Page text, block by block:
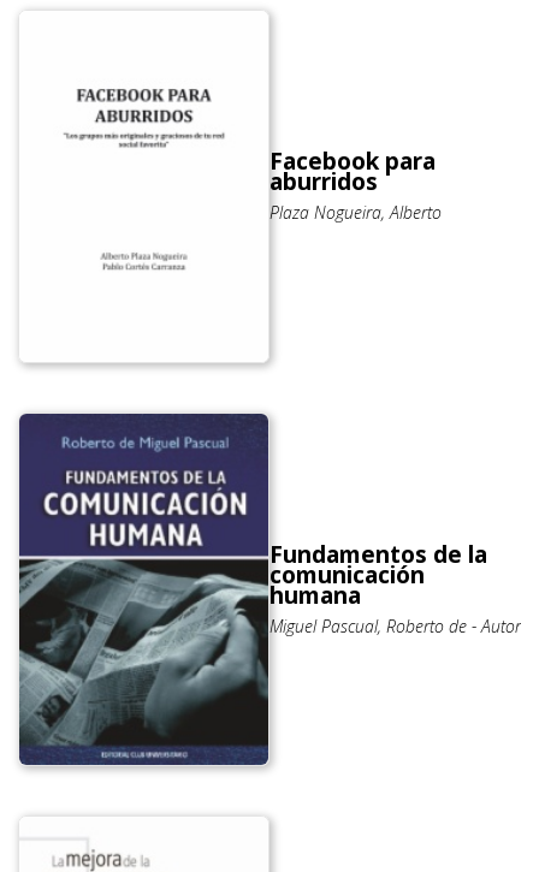
Facebook para
aburridos
Plaza Nogueira, Alberto
Fundamentos de la
comunicación
humana
Miguel Pascual, Roberto de - Autor